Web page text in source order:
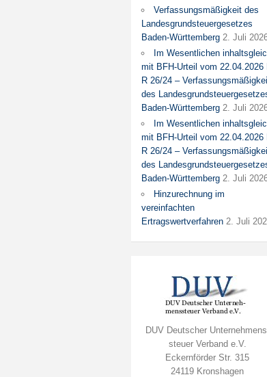
Verfassungsmäßigkeit des
Landesgrundsteuergesetzes
Baden-Württemberg 2. Juli
Im Wesentlichen
mit BFH-Urteil vom 22.04.2026 II
R 26/24 –
des
Baden-Württemberg 2. Juli
Im Wesentlichen
mit BFH-Urteil vom 22.04.2026 II
R 26/24 –
des
Baden-Württemberg 2. Juli
Hinzurechnung im
vereinfachten
Ertragswertverfahren 2. Juli
DUV Deutscher
steuer Verband e.V.
Eckernförder Str. 315
24119 Kronshagen